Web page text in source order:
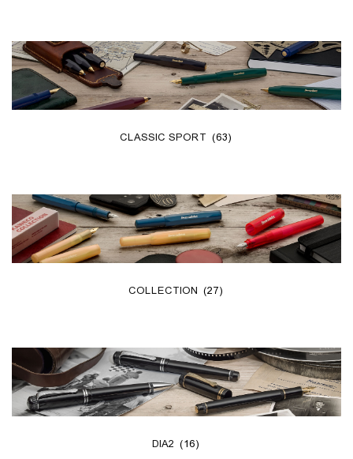
CLASSIC SPORT (63)
COLLECTION (27)
DIA2 (16)